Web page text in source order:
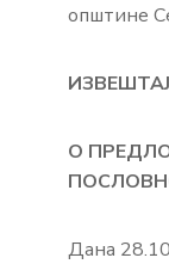
општине
О
Дана